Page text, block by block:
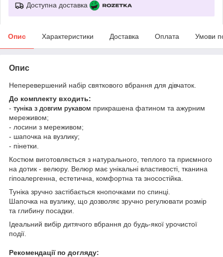
Доступна доставка
Опис Характеристики Доставка Оплата Умови
Опис
Неперевершений набір святкового вбрання для дівчаток.
До комплекту входить:
- туніка з довгим рукавом прикрашена фатином та ажурним
мереживом;
- лосини з мереживом;
- шапочка на вузлику;
- пінетки.
Костюм виготовляється з натурального, теплого та приємного
на дотик - велюру. Велюр має унікальні властивості, тканина
гіпоалергенна, естетична, комфортна та зносостійка.
Туніка зручно застібається кнопочками по спинці.
Шапочка на вузлику, що дозволяє зручно регулювати розмір
та глибину посадки.
Ідеальний вибір дитячого вбрання до будь-якої урочистої
події.
Рекомендації по догляду: